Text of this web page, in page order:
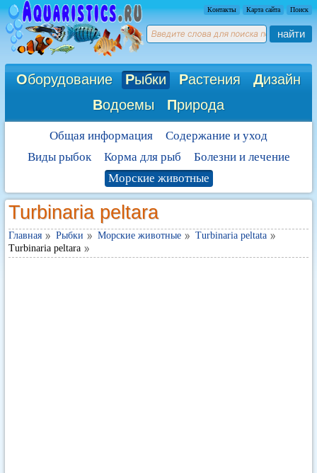
Контакты Карта сайта Поиск
найти
Оборудование Рыбки Растения Дизайн
Водоемы Природа
Общая информация
Содержание и уход
Виды рыбок
Корма для рыб
Болезни и лечение
Морские животные
Turbinaria peltara
Главная Рыбки Морские животные
Turbinaria peltata
Turbinaria peltara